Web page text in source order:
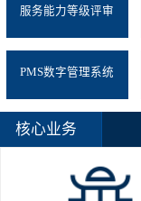
服务能力等级评审
PMS数字管理系统
核心业务